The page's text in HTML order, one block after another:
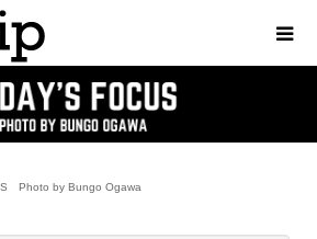
Photo by Bungo Ogawa